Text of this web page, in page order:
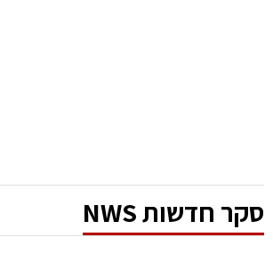
סקר חדשות NWS